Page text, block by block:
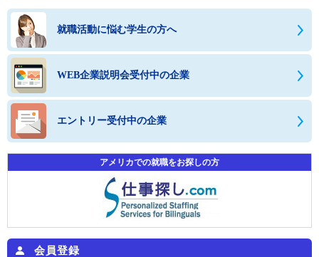
就職活動に悩む学生の方へ
WEB企業説明会受付中の企業
エントリー受付中の企業
アメリカでの就職をお探しの方
会員登録